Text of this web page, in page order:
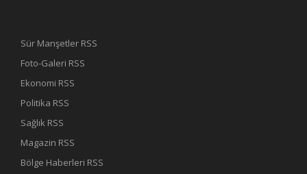
Sür Manşetler RSS
Foto-Galeri RSS
Ekonomi RSS
Politika RSS
Sağlık RSS
Magazin RSS
Bölge Haberleri RSS